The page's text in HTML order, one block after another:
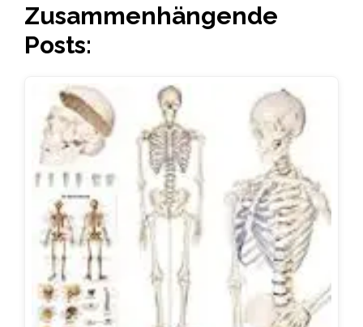
Zusammenhängende
Posts: